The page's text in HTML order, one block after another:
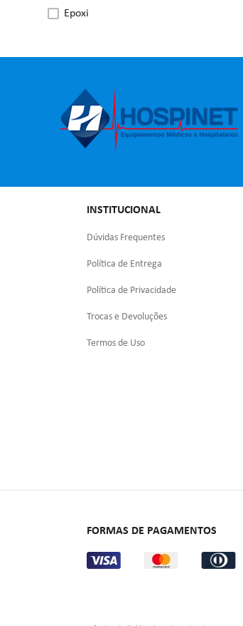
epoxi
INSTITUCIONAL
Dúvidas Frequentes
Política de Entrega
Política de Privacidade
Trocas e Devoluções
Termos de Uso
FORMAS DE PAGAMENTOS